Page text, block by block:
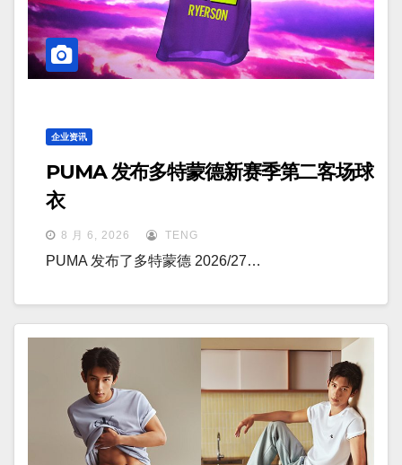
企业资讯
PUMA 发布多特蒙德新赛季第二客场球
衣
8 月 6, 2026 TENG
PUMA 发布了多特蒙德 2026/27…